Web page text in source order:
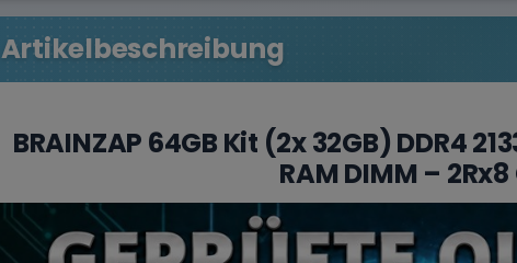
Artikelbeschreibung
BRAINZAP 64GB Kit (2x 32GB) DDR4
RAM DIMM – 2Rx8